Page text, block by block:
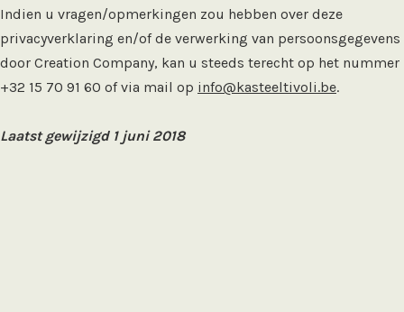
Indien u vragen/opmerkingen zou hebben over deze
privacyverklaring en/of de verwerking van persoonsgegevens
door Creation Company, kan u steeds terecht op het nummer
+32 15 70 91 60 of via mail op info@kasteeltivoli.be.
Laatst gewijzigd 1 juni 2018